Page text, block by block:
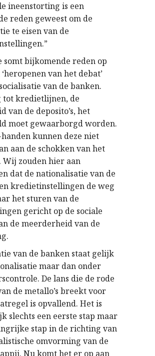
ineenstorting is een
reden geweest om de
te eisen van de
somt bijkomende reden op
van het debat’
van de banken.
tot kredietlijnen, de
van de deposito’s, het
moet gewaarborgd worden.
kunnen deze niet
aan de schokken van het
Wij zouden hier aan
dat de nationalisatie van de
kredietinstellingen de weg
het sturen van de
gericht op de sociale
de meerderheid van de
van de banken staat gelijk
maar dan onder
De lans die de rode
de metallo’s breekt voor
is opvallend. Het is
slechts een eerste stap maar
stap in de richting van
omvorming van de
Nu komt het er op aan